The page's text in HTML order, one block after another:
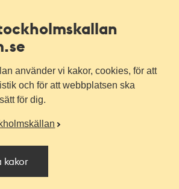
använder vi kakor, cookies, för att
och för att webbplatsen ska
för dig.
kakor